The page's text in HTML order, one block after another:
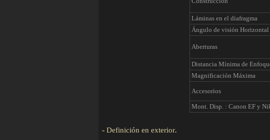
Láminas en el diafragma
Ángulo de visión Horizontal
Aberturas
Distancia Mínima de
Magnificación Máxima
Accesorios
Mont. Disp. : Canon EF y
- Definición en exterior.